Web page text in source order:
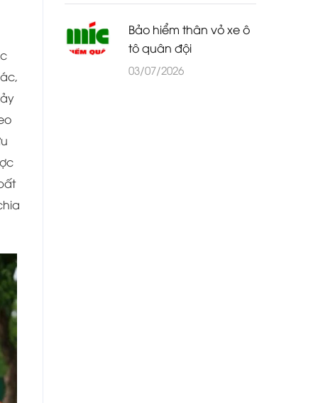
Bảo hiểm thân vỏ xe ô
tô quân đội
03/07/2026